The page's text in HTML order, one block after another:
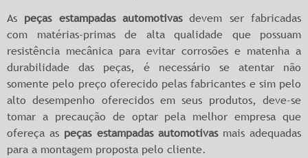
As peças estampadas automotivasdevem ser fabricadas
com matérias-primas de alta qualidade que possuam
resistência mecânica para evitar corrosões e matenha a
durabilidade das peças, é necessário se atentar não
somente pelo preço oferecido pelas fabricantes e sim pelo
alto desempenho oferecidos em seus produtos, deve-se
tomar a precaução de optar pela melhor empresa que
ofereça as peças estampadas automotivasmais adequadas
para a montagem proposta pelo cliente.